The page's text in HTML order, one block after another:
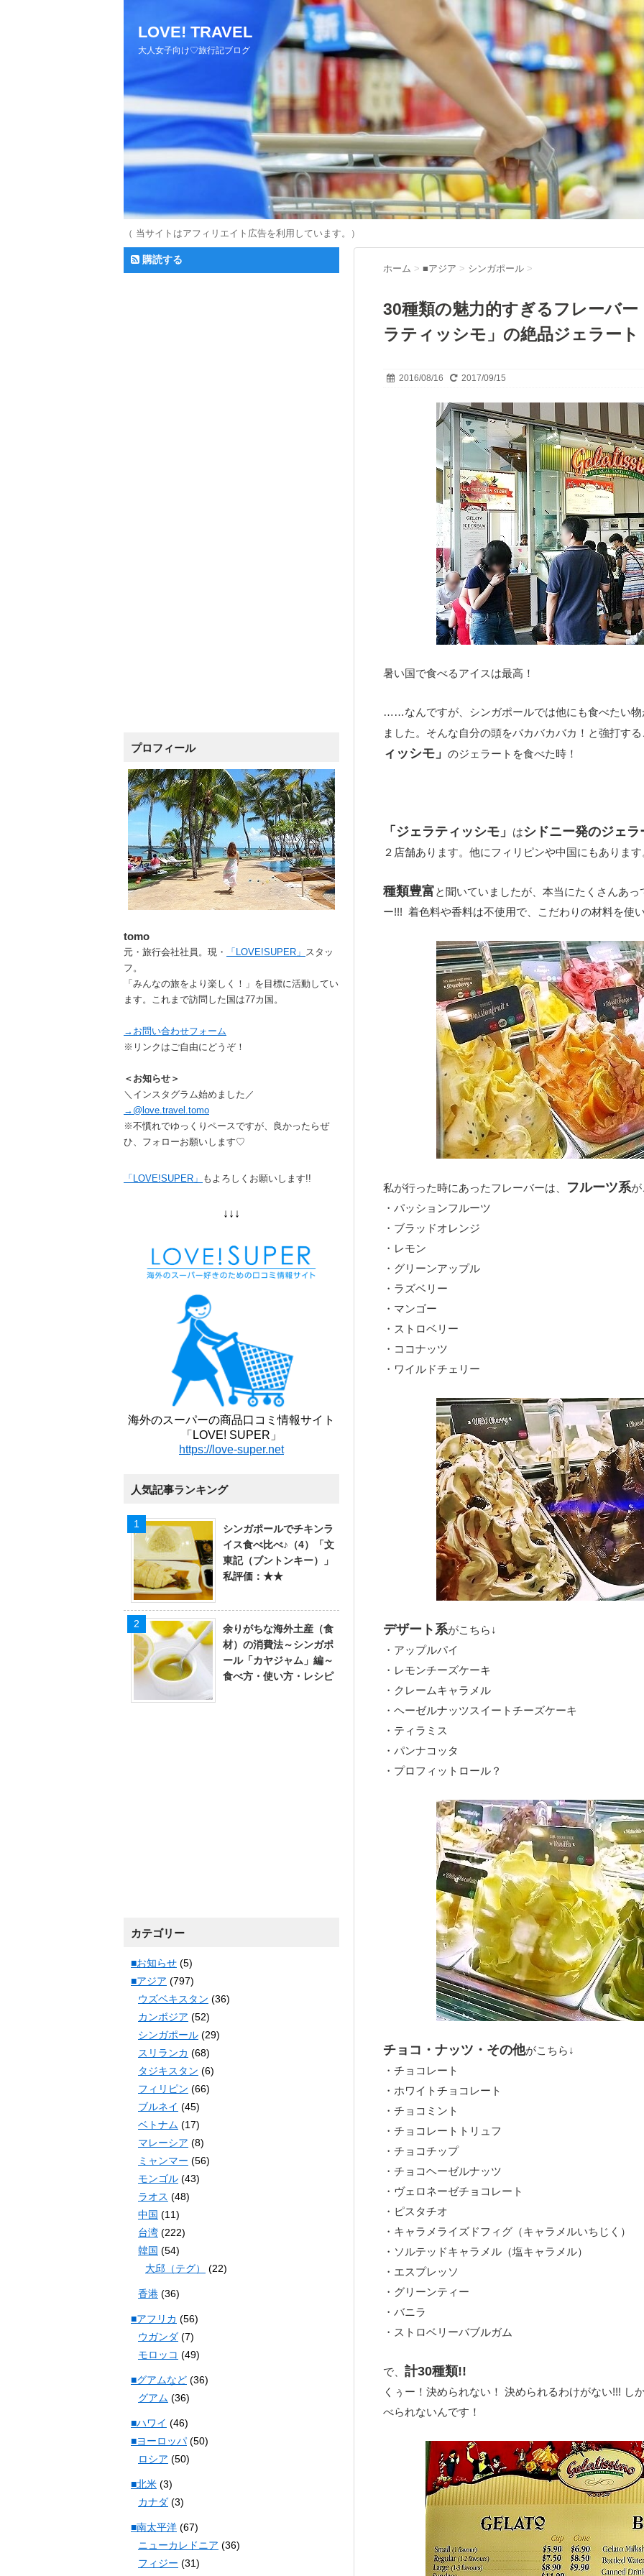
LOVE! TRAVEL
大人女子向け♡旅行記ブログ
（ 当サイトはアフィリエイト広告を利用しています。）
ホーム > ■アジア > シンガポール >
30種類の魅力的すぎるフレーバ
ラティッシモ」の絶品ジェラート
2016/08/16 2017/09/15
暑い国で食べるアイスは最高！
……なんですが、シンガポールでは他にも食べたい
ました。そんな自分の頭をバカバカバカ！と強打す
ィッシモ」 のジェラートを食べた時！
「ジェラティッシモ」 はシドニー発のジェラ
２店舗あります。他にフィリピンや中国にもあります
種類豊富と聞いていましたが、本当にたくさんあ
ー!!! 着色料や香料は不使用で、こだわりの材料を使
私が行った時にあったフレーバーは、 フルーツ系
・パッションフルーツ
・ブラッドオレンジ
・レモン
・グリーンアップル
・ラズベリー
・マンゴー
・ストロベリー
・ココナッツ
・ワイルドチェリー
デザート系がこちら↓
・アップルパイ
・レモンチーズケーキ
・クレームキャラメル
・ヘーゼルナッツスイートチーズケーキ
・ティラミス
・パンナコッタ
・プロフィットロール？
チョコ・ナッツ・その他がこちら↓
・チョコレート
・ホワイトチョコレート
・チョコミント
・チョコレートトリュフ
・チョコチップ
・チョコヘーゼルナッツ
・ヴェロネーゼチョコレート
・ピスタチオ
・キャラメライズドフィグ（キャラメルいちじく）
・ソルテッドキャラメル（塩キャラメル）
・エスプレッソ
・グリーンティー
・バニラ
・ストロベリーバブルガム
で、 計30種類!!
くぅー！決められない！ 決められるわけがない!!! し
べられないんです！
購読する
プロフィール
tomo
元・旅行会社社員。現・ 「LOVE!SUPER」 スタッ
フ。
「みんなの旅をより楽しく！」を目標に活動してい
ます。これまで訪問した国は77カ国。
→お問い合わせフォーム
※リンクはご自由にどうぞ！
＜お知らせ＞
＼インスタグラム始めました／
→@love.travel.tomo
※不慣れでゆっくりペースですが、良かったらぜ
ひ、フォローお願いします♡
「LOVE!SUPER」 もよろしくお願いします!!
↓↓↓
海外のスーパーの商品口コミ情報サイト
「LOVE! SUPER」
https://love-super.net
人気記事ランキング
シンガポールでチキンラ
イス食べ比べ♪（4）「文
東記（ブントンキー）」
私評価：★★
余りがちな海外土産（食
材）の消費法～シンガポ
ール「カヤジャム」編～
食べ方・使い方・レシピ
カテゴリー
■お知らせ (5)
■アジア (797)
ウズベキスタン (36)
カンボジア (52)
シンガポール (29)
スリランカ (68)
タジキスタン (6)
フィリピン (66)
ブルネイ (45)
ベトナム (17)
マレーシア (8)
ミャンマー (56)
モンゴル (43)
ラオス (48)
中国 (11)
台湾 (222)
韓国 (54)
大邱（テグ）
(22)
香港 (36)
■アフリカ (56)
ウガンダ (7)
モロッコ (49)
■グアムなど (36)
グアム (36)
■ハワイ (46)
■ヨーロッパ (50)
ロシア (50)
■北米 (3)
カナダ (3)
■南太平洋 (67)
ニューカレドニア (36)
フィジー (31)